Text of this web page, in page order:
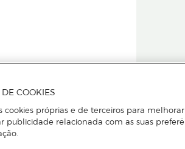
ou
COOKIES
cookies próprias e de terceiros para
publicidade relacionada com as suas